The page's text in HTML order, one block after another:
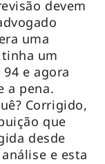
devem
uma
um
e agora
a pena.
Corrigido,
que
desde
e esta